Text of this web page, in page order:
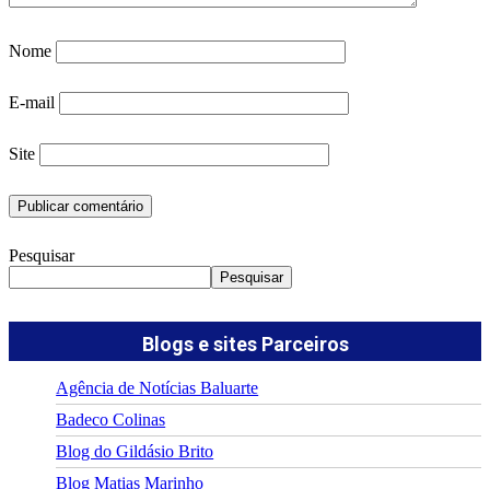
Nome
E-mail
Site
Pesquisar
Pesquisar
Blogs e sites Parceiros
Agência de Notícias Baluarte
Badeco Colinas
Blog do Gildásio Brito
Blog Matias Marinho